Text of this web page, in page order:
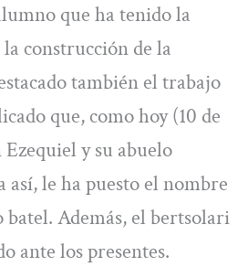
que ha tenido la
construcción de la
también el trabajo
que, como hoy (10 de
y su abuelo
así, le ha puesto el nombre
batel. Además, el bertsolari
ante los presentes.